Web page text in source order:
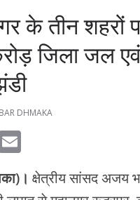
के तीन शहरों
जिला जल
DHMAKA
m
aiक्षेत्रीय सांसद अजय
निर्माण कार्य*
अगस्त 7, 2026 KHABAR